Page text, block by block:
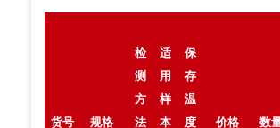
货号 规格
检
测
方
法
适
用
样
本
保
存
温
度
价格 数